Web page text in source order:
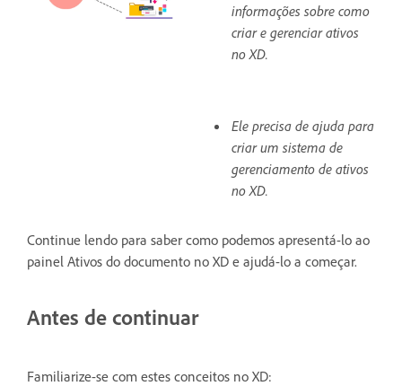
informações sobre como
criar e gerenciar ativos
no XD.
Ele precisa de ajuda para
criar um sistema de
gerenciamento de ativos
no XD.
Continue lendo para saber como podemos apresentá-lo ao
painel Ativos do documento no XD e ajudá-lo a começar.
Antes de continuar
Familiarize-se com estes conceitos no XD: